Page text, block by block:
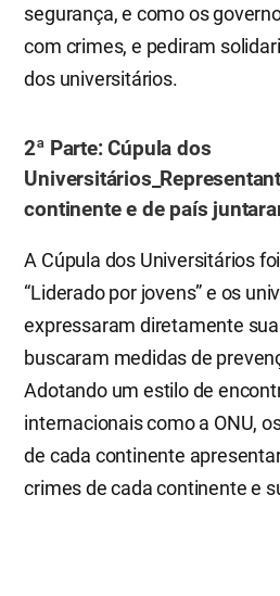
segurança, e como os
com crimes, e pediram
dos universitários.
2ª Parte: Cúpula dos
continente e de país
A Cúpula dos Universitários
“Liderado por jovens” e os
expressaram diretamente
buscaram medidas de
Adotando um estilo de
internacionais como a ONU,
de cada continente
crimes de cada continente e